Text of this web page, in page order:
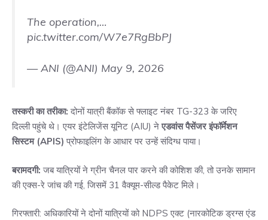
The operation,…
pic.twitter.com/W7e7RgBbPJ
— ANI (@ANI) May 9, 2026
तस्करी का तरीका: दोनों यात्री बैंकॉक से फ्लाइट नंबर TG-323 के जरिए
दिल्ली पहुंचे थे। एयर इंटेलिजेंस यूनिट (AIU) ने एडवांस पैसेंजर इंफॉर्मेशन
सिस्टम (APIS) प्रोफाइलिंग के आधार पर उन्हें संदिग्ध पाया।
बरामदगी: जब यात्रियों ने ग्रीन चैनल पार करने की कोशिश की, तो उनके सामान
की एक्स-रे जांच की गई, जिसमें 31 वैक्यूम-सील्ड पैकेट मिले।
गिरफ्तारी: अधिकारियों ने दोनों यात्रियों को NDPS एक्ट (नारकोटिक ड्रग्स एंड